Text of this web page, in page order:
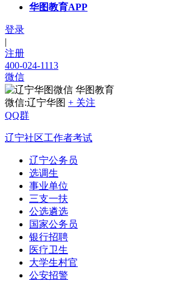
华图教育APP
登录
|
注册
400-024-1113
微信
华图教育
微信:辽宁华图 + 关注
QQ群
辽宁社区工作者考试
辽宁公务员
选调生
事业单位
三支一扶
公选遴选
国家公务员
银行招聘
医疗卫生
大学生村官
公安招警